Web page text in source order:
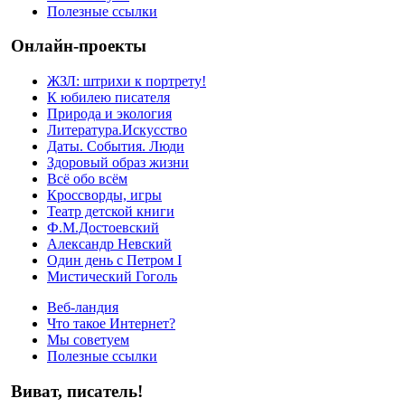
Полезные ссылки
Онлайн-проекты
ЖЗЛ: штрихи к портрету!
К юбилею писателя
Природа и экология
Литература.Искусство
Даты. События. Люди
Здоровый образ жизни
Всё обо всём
Кроссворды, игры
Театр детской книги
Ф.М.Достоевский
Александр Невский
Один день с Петром I
Мистический Гоголь
Веб-ландия
Что такое Интернет?
Мы советуем
Полезные ссылки
Виват, писатель!